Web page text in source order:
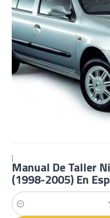
|
Manual De Taller
(1998-2005) En
Quantity